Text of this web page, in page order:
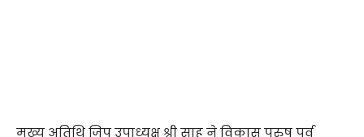
मुख्य अतिथि ज़िप उपाध्यक्ष श्री साहू ने विकास पुरुष पूर्व